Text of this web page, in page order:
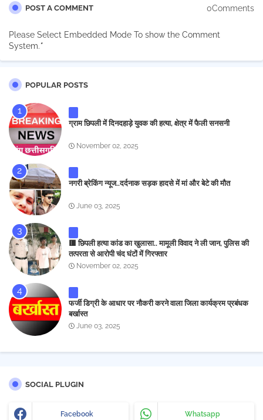
POST A COMMENT 0Comments
Please Select Embedded Mode To show the Comment
System.*
POPULAR POSTS
ग्राम छिपली में दिनदहाड़े युवक की हत्या, क्षेत्र में फैली सनसनी
November 02, 2025
नगरी ब्रेकिंग न्यूज..दर्दनाक सड़क हादसे में मां और बेटे की मौत
June 03, 2025
🟥 छिपली हत्या कांड का खुलासा.. मामूली विवाद ने ली जान, पुलिस की
तत्परता से आरोपी चंद घंटों में गिरफ्तार
November 02, 2025
फर्जी डिग्री के आधार पर नौकरी करने वाला जिला कार्यक्रम प्रबंधक
बर्खास्त
June 03, 2025
SOCIAL PLUGIN
Facebook Whatsapp